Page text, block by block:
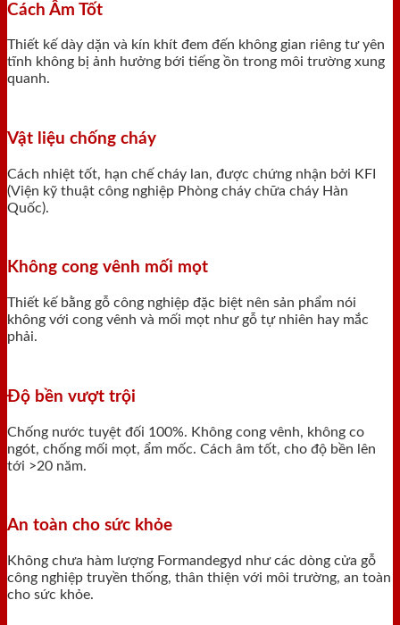
Cách Âm Tốt
Thiết kế dày dặn và kín khít đem đến không gian riêng tư yên
tĩnh không bị ảnh hưởng bới tiếng ồn trong môi trường xung
quanh.
Vật liệu chống cháy
Cách nhiệt tốt, hạn chế cháy lan, được chứng nhận bởi KFI
(Viện kỹ thuật công nghiệp Phòng cháy chữa cháy Hàn
Quốc).
Không cong vênh mối mọt
Thiết kế bằng gỗ công nghiệp đặc biệt nên sản phẩm nói
không với cong vênh và mối mọt như gỗ tự nhiên hay mắc
phải.
Độ bền vượt trội
Chống nước tuyệt đối 100%. Không cong vênh, không co
ngót, chống mối mọt, ẩm mốc. Cách âm tốt, cho độ bền lên
tới >20 năm.
An toàn cho sức khỏe
Không chưa hàm lượng Formandegyd như các dòng cửa gỗ
công nghiệp truyền thống, thân thiện với môi trường, an toàn
cho sức khỏe.